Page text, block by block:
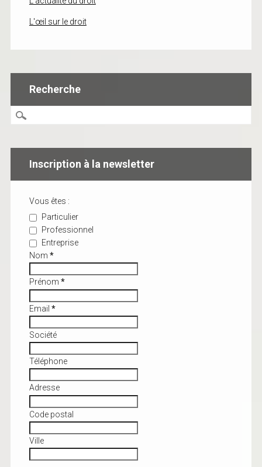
L'œil sur le droit
Recherche
Inscription à la newsletter
Vous êtes :
Particulier
Professionnel
Entreprise
Nom *
Prénom *
Email *
Société
Téléphone
Adresse
Code postal
Ville